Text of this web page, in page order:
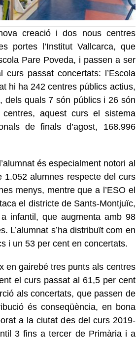
creació i dos nous centres
portes l’Institut Vallcarca, que
Pare Poveda, i passen a ser
passat concertats: l’Escola
hi ha 242 centres públics actius,
dels quals 7 són públics i 26 són
aquest curs el sistema
de finals d’agost, 168.996
és especialment notori al
1.052 alumnes respecte del curs
menys, mentre que a l’ESO el
el districte de Sants-Montjuïc,
infantil, que augmenta amb 98
L’alumnat s’ha distribuït com en
i un 53 per cent en concertats.
en gairebé tres punts als centres
el curs passat al 61,5 per cent
als concertats, que passen de
és conseqüència, en bona
a la ciutat des del curs 2019-
3 fins a tercer de Primària i a